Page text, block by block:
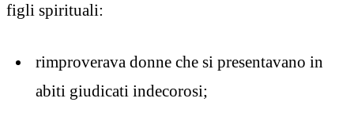
figli spirituali:
rimproverava donne che si presentavano in
abiti giudicati indecorosi;